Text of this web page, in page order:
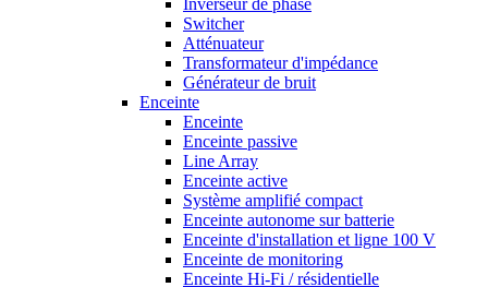
Inverseur de phase
Switcher
Atténuateur
Transformateur d'impédance
Générateur de bruit
Enceinte
Enceinte
Enceinte passive
Line Array
Enceinte active
Système amplifié compact
Enceinte autonome sur batterie
Enceinte d'installation et ligne 100 V
Enceinte de monitoring
Enceinte Hi-Fi / résidentielle